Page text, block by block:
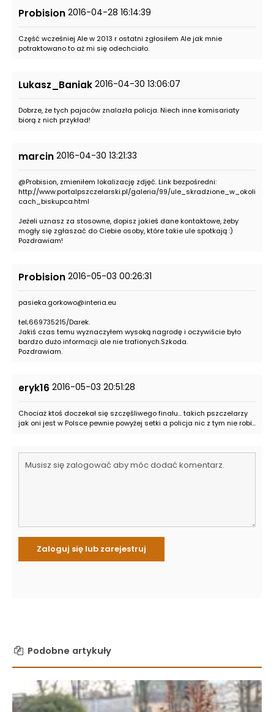
Probision 2016-04-28 16:14:39
Część wcześniej Ale w 2013 r ostatni zgłosiłem Ale jak mnie
potraktowano to aż mi się odechciało.
Lukasz_Baniak 2016-04-30 13:06:07
Dobrze, że tych pajaców znalazła policja. Niech inne komisariaty
biorą z nich przykład!
marcin 2016-04-30 13:21:33
@Probision, zmieniłem lokalizację zdjęć. Link bezpośredni:
http://www.portalpszczelarski.pl/galeria/99/ule_skradzione_w_okoli
cach_biskupca.html
Jeżeli uznasz za stosowne, dopisz jakieś dane kontaktowe, żeby
mogły się zgłaszać do Ciebie osoby, które takie ule spotkają :)
Pozdrawiam!
Probision 2016-05-03 00:26:31
pasieka.gorkowo@interia.eu
tel;669735215/Darek.
Jakiś czas temu wyznaczyłem wysoką nagrodę i oczywiście było
bardzo dużo informacji ale nie trafionych.Szkoda.
Pozdrawiam.
eryk16 2016-05-03 20:51:28
Chociaż ktoś doczekał się szczęśliwego finału... takich pszczelarzy
jak oni jest w Polsce pewnie powyżej setki a policja nic z tym nie robi...
Podobne artykuły